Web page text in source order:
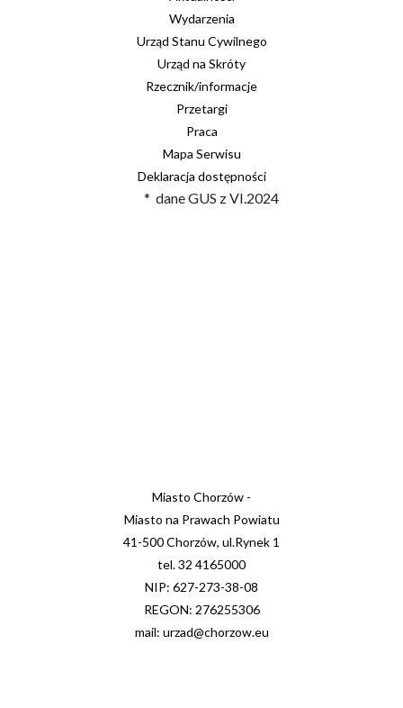
Wydarzenia
Urząd Stanu Cywilnego
Urząd na Skróty
Rzecznik/informacje
Przetargi
Praca
Mapa Serwisu
Deklaracja dostępności
* dane GUS z VI.2024
Miasto Chorzów -
Miasto na Prawach Powiatu
41-500 Chorzów, ul.Rynek 1
tel. 32 4165000
NIP: 627-273-38-08
REGON: 276255306
mail: urzad@chorzow.eu